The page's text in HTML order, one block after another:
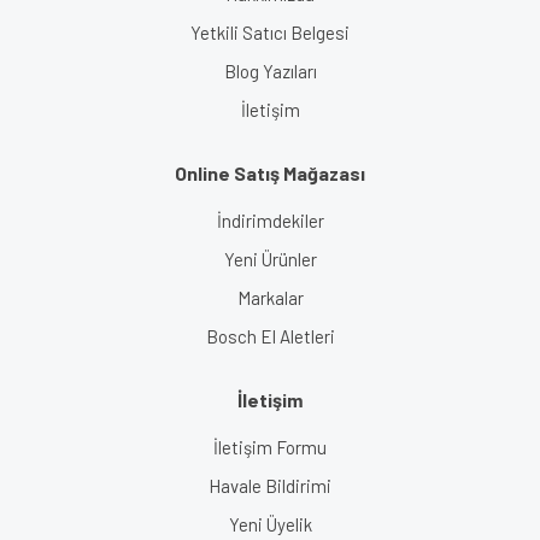
Yetkili Satıcı Belgesi
Blog Yazıları
İletişim
Online Satış Mağazası
İndirimdekiler
Yeni Ürünler
Markalar
Bosch El Aletleri
İletişim
İletişim Formu
Havale Bildirimi
Yeni Üyelik